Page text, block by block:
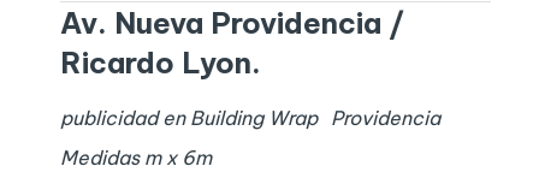
Av. Nueva Providencia /
Ricardo Lyon.
publicidad en Building Wrap
Providencia
Medidas m x 6m